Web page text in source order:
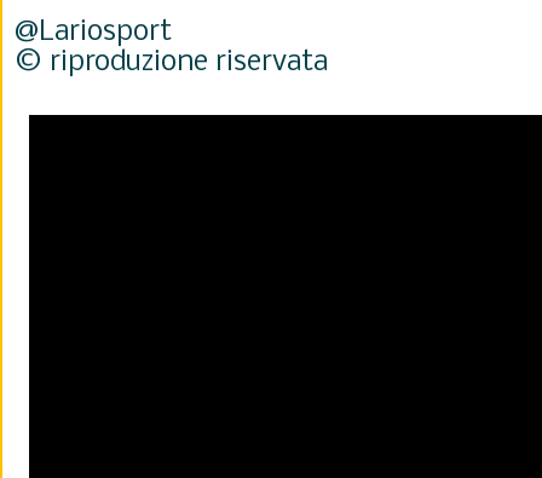
@Lariosport
© riproduzione riservata